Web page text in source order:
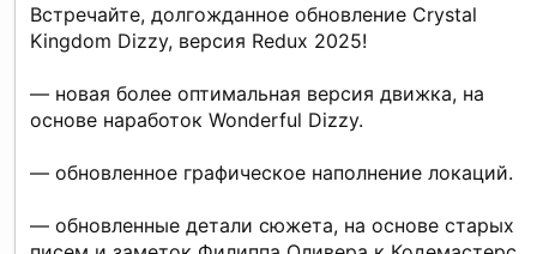
Встречайте, долгожданное обновление Crystal
Kingdom Dizzy, версия Redux 2025!
— новая более оптимальная версия движка, на
основе наработок Wonderful Dizzy.
— обновленное графическое наполнение локаций.
— обновленные детали сюжета, на основе старых